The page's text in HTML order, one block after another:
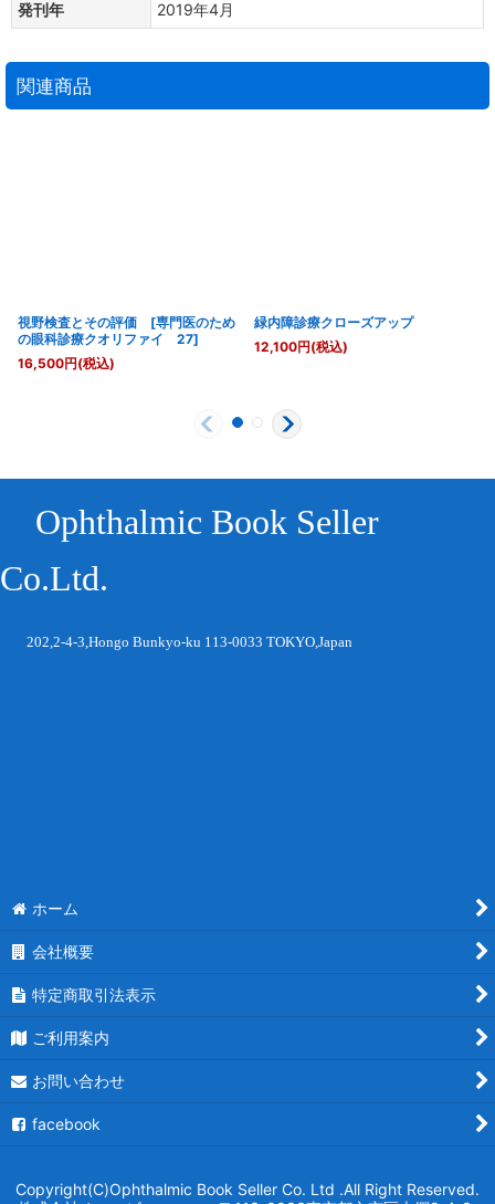
発刊年
2019年4月
関連商品
視野検査とその評価 [専門医のため
の眼科診療クオリファイ 27]
16,500円(税込)
緑内障診療クローズアップ
12,100円(税込)
Ophthalmic Book Seller
Co.Ltd.
202,2-4-3,Hongo Bunkyo-ku 113-0033 TOKYO,Japan
ホーム
会社概要
特定商取引法表示
ご利用案内
お問い合わせ
facebook
Copyright(C)Ophthalmic Book Seller Co. Ltd .All Right Reserved.